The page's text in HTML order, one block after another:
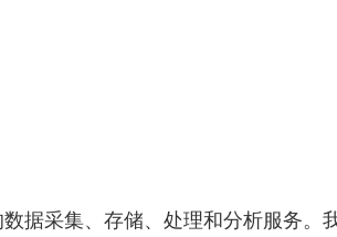
据采集、存储、处理和分析服务。